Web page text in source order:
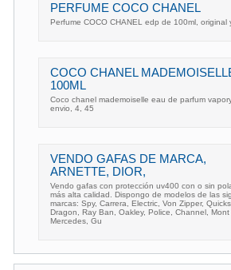
PERFUME COCO CHANEL
Perfume COCO CHANEL edp de 100ml, original
COCO CHANEL
100ML
Coco chanel mademoiselle eau de parfum
envio, 4, 45
VENDO GAFAS DE MARCA,
ARNETTE, DIOR,
Vendo gafas con protección uv400 con o sin
más alta calidad. Dispongo de modelos de las
marcas: Spy, Carrera, Electric, Von Zipper,
Dragon, Ray Ban, Oakley, Police, Channel, Mont
Mercedes, Gu